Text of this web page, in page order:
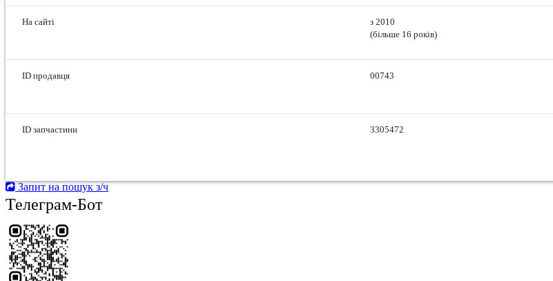
На сайті
з 2010
(більше 16 років)
ID продавця 00743
ID запчастини 3305472
Запит на пошук з/ч
Телеграм-Бот